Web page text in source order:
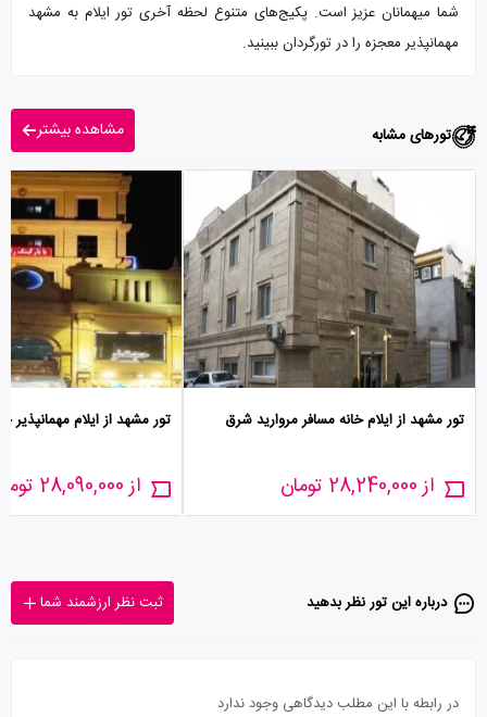
شما میهمانان عزیز است. پکیج‌های متنوع لحظه آخری تور ایلام به مشهد
مهمانپذیر معجزه را در تورگردان ببینید.
تورهای مشابه مشاهده بیشتر
تور مشهد از ایلام خانه مسافر مروارید شرق
از 28,240,000 تومان
تور مشهد از ایلام
از 28,090,000 تومان
درباره این تور‌ نظر بدهید ثبت نظر ارزشمند شما
در رابطه با این مطلب دیدگاهی وجود ندارد